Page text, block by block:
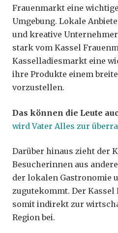
Frauenmarkt eine
Umgebung. Lokale
und kreative
stark vom Kassel
Kasselladiesmarkt eine
ihre Produkte einem
vorzustellen.
Das können die Leute
wird Vater Alles zur
Darüber hinaus zieht der
Besucherinnen aus
der lokalen Gastronomie
zugutekommt. Der
somit indirekt zur
Region bei.